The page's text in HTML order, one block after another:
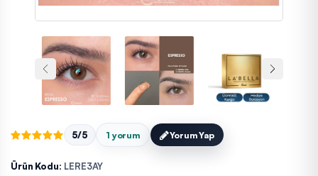
5/5 1 yorum Yorum Yap
Ürün Kodu: LERE3AY